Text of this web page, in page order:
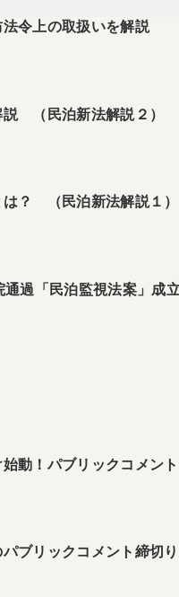
令上の取扱いを解説
（民泊新法解説２）
？ （民泊新法解説１）
過「民泊監視法案」成
動！パブリックコメン
ブリックコメント締切